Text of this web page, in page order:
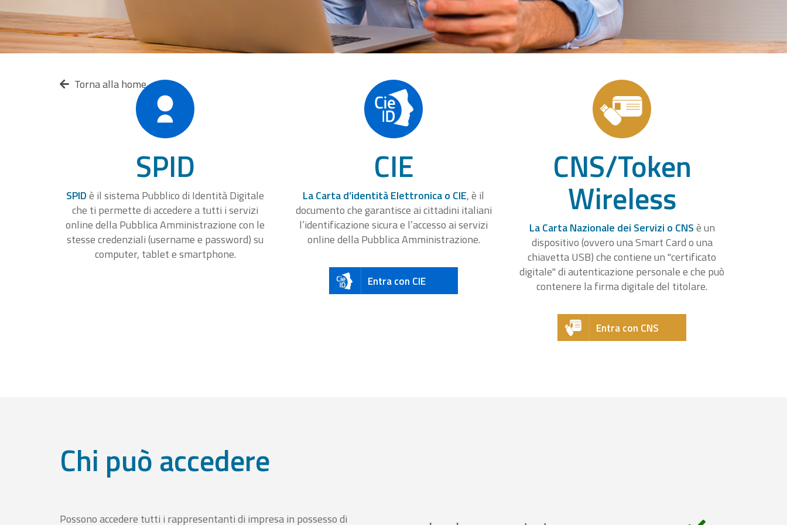
Torna alla home
SPID
SPIDè il sistema Pubblico di Identità Digitale
che ti permette di accedere a tutti i servizi
online della Pubblica Amministrazione con le
stesse credenziali (username e password) su
computer, tablet e smartphone.
CIE
La Carta d’identità Elettronica o CIE, è il
documento che garantisce ai cittadini italiani
l’identificazione sicura e l’accesso ai servizi
online della Pubblica Amministrazione.
Entra con CIE
CNS/Token
Wireless
La Carta Nazionale dei Servizi o CNSè un
dispositivo (ovvero una Smart Card o una
chiavetta USB) che contiene un "certificato
digitale" di autenticazione personale e che può
contenere la firma digitale del titolare.
Entra con CNS
Chi può accedere
Possono accedere tutti i rappresentanti di impresa in possesso di